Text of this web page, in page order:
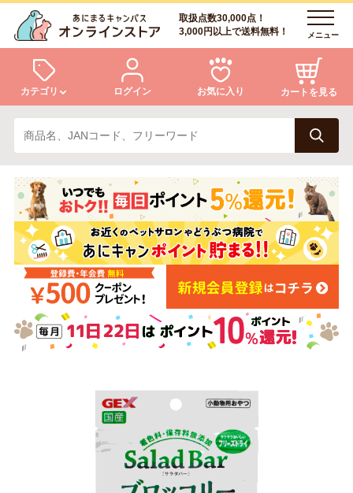
取扱点数30,000点！
3,000円以上で送料無料！
メニュー
カテゴリ
犬 猫
小動物・鳥 アクア・爬虫類・昆虫
ドッグフード キャットフード
美容・ケア用品 服・おさんぽ用品
日用品（デイリー） リビング雑貨
トリマーグッズ シニアサポート
ログイン お気に入り カートを見る
ログイン
会員登録
あにまるキャンパスについて
アフターサービス
商品リクエスト
お問い合わせ